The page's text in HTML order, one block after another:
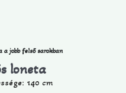
jobb felső sarokban
loneta
140 cm